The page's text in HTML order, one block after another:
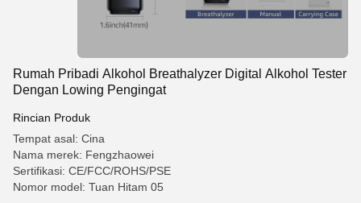
Rumah Pribadi Alkohol Breathalyzer Digital Alkohol Tester
Dengan Lowing Pengingat
Rincian Produk
Tempat asal: Cina
Nama merek: Fengzhaowei
Sertifikasi: CE/FCC/ROHS/PSE
Nomor model: Tuan Hitam 05